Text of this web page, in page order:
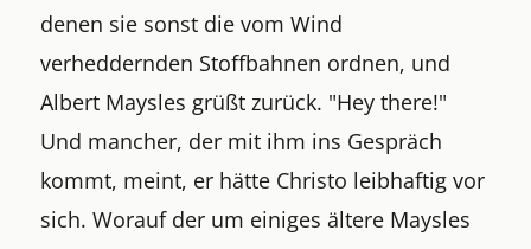
denen sie sonst die vom Wind
verheddernden Stoffbahnen ordnen, und
Albert Maysles grüßt zurück. "Hey there!"
Und mancher, der mit ihm ins Gespräch
kommt, meint, er hätte Christo leibhaftig vor
sich. Worauf der um einiges ältere Maysles